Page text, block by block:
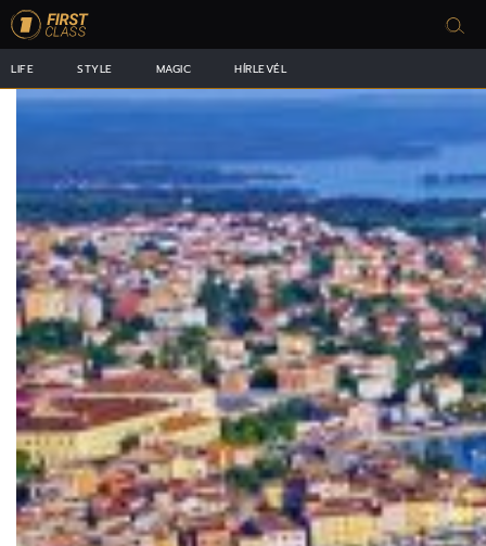
LIFE STYLE MAGIC HÍRLEVÉL